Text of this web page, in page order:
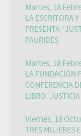
Martes, 18
LA ESCRITORA
PRESENTA
PAURIDES
Martes, 18
LA FUNDACIÓN
CONFERENCIA
LIBRO ‘JUSTICIA
Viernes, 18
TRES MUJERES